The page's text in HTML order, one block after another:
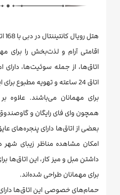
اقامتی آرام و لذت‌بخش را برای
اتاق‌ها، از جمله سوئیت‌ها،
اتاق 24 ساعته و تهویه مطبوع
برای مهمانان می‌باشند. علاوه بر
همچون وای فای رایگان و
بعضی از اتاق‌ها دارای پنجره‌های
امکان مشاهده مناظر زیبای شهر
داشتن مبل و میز کار، این اتاق‌ها
برای مهمانان طراحی شده‌اند.
حمام‌های خصوصی این اتاق‌ها